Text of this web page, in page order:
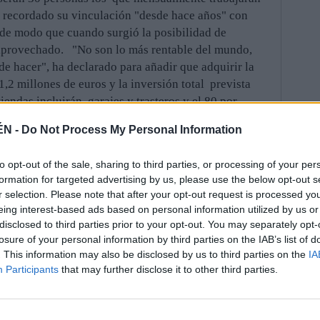
- Do Not Process My Personal Information
opt-out of the sale, sharing to third parties, or processing of your
for targeted advertising by us, please use the below opt-out
selection. Please note that after your opt-out request is processed
interest-based ads based on personal information utilized by us
to third parties prior to your opt-out. You may separately
of your personal information by third parties on the IAB’s list of
This information may also be disclosed by us to third parties on the
Participants that may further disclose it to other third parties.
su vinculación "desde hace años" con
modo que cuando surgió la posibilidad de
"No son lo más rentable del mundo,
hacer", ha declarado para añadir que adquirir la
millones de euros y la inversión total prevista
incluirán garajes y trasteros y el 80 por
tendrán un precio aproximado de 115.00
en función de la superficie y podrán llegar
ha apuntado que la construcción se prevé en
podría realizarse en unos 25 meses. Sobre los
al ser viviendas de régimen especial debe
al registro demandantes de vivienda, que
respecto al número" de los inmuebles que
Posteriormente, la alcaldesa en funciones,
Miguel Ángel García Anguita, ha visitado las obras
Suárez, un "proyecto emblemático" que tiene una
ha destacado que "se están cumpliendo los
en marzo". García Anguita ha explicado